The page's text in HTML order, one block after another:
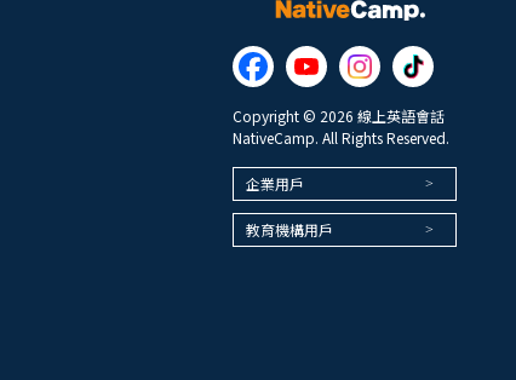
Copyright © 2026 線上英語會話
NativeCamp. All Rights Reserved.
企業用戶
教育機構用戶